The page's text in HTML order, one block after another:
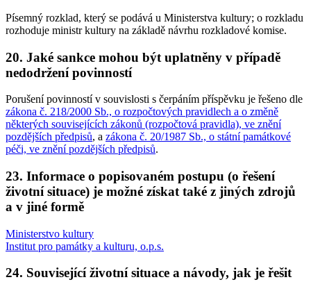
Písemný rozklad, který se podává u Ministerstva kultury; o rozkladu
rozhoduje ministr kultury na základě návrhu rozkladové komise.
20. Jaké sankce mohou být uplatněny v případě
nedodržení povinností
Porušení povinností v souvislosti s čerpáním příspěvku je řešeno dle
zákona č. 218/2000 Sb., o rozpočtových pravidlech a o změně
některých souvisejících zákonů (rozpočtová pravidla), ve znění
pozdějších předpisů, a zákona č. 20/1987 Sb., o státní památkové
péči, ve znění pozdějších předpisů.
23. Informace o popisovaném postupu (o řešení
životní situace) je možné získat také z jiných zdrojů
a v jiné formě
Ministerstvo kultury
Institut pro památky a kulturu, o.p.s.
24. Související životní situace a návody, jak je řešit